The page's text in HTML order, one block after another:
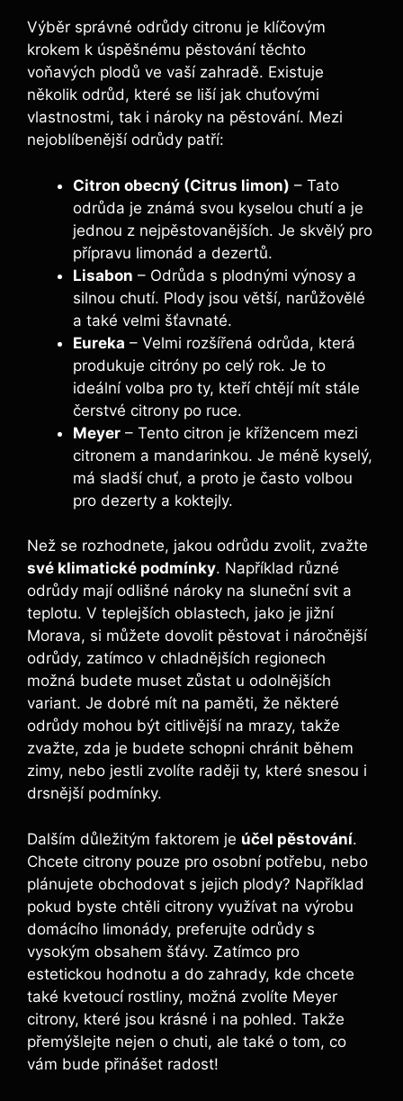
Výběr správné odrůdy citronu je klíčovým
krokem k úspěšnému pěstování těchto
voňavých plodů ve vaší zahradě. Existuje
několik odrůd, které se liší jak chuťovými
vlastnostmi, tak i nároky na pěstování. Mezi
nejoblíbenější odrůdy patří:
Citron obecný (Citrus limon) – Tato
odrůda je známá svou kyselou chutí a je
jednou z nejpěstovanějších. Je skvělý pro
přípravu limonád a dezertů.
Lisabon – Odrůda s plodnými výnosy a
silnou chutí. Plody jsou větší, narůžovělé
a také velmi šťavnaté.
Eureka – Velmi rozšířená odrůda, která
produkuje citróny po celý rok. Je to
ideální volba pro ty, kteří chtějí mít stále
čerstvé citrony po ruce.
Meyer – Tento citron je křížencem mezi
citronem a mandarinkou. Je méně kyselý,
má sladší chuť, a proto je často volbou
pro dezerty a koktejly.
Než se rozhodnete, jakou odrůdu zvolit, zvažte
své klimatické podmínky. Například různé
odrůdy mají odlišné nároky na sluneční svit a
teplotu. V teplejších oblastech, jako je jižní
Morava, si můžete dovolit pěstovat i náročnější
odrůdy, zatímco v chladnějších regionech
možná budete muset zůstat u odolnějších
variant. Je dobré mít na paměti, že některé
odrůdy mohou být citlivější na mrazy, takže
zvažte, zda je budete schopni chránit během
zimy, nebo jestli zvolíte raději ty, které snesou i
drsnější podmínky.
Dalším důležitým faktorem je účel pěstování.
Chcete citrony pouze pro osobní potřebu, nebo
plánujete obchodovat s jejich plody? Například
pokud byste chtěli citrony využívat na výrobu
domácího limonády, preferujte odrůdy s
vysokým obsahem šťávy. Zatímco pro
estetickou hodnotu a do zahrady, kde chcete
také kvetoucí rostliny, možná zvolíte Meyer
citrony, které jsou krásné i na pohled. Takže
přemýšlejte nejen o chuti, ale také o tom, co
vám bude přinášet radost!